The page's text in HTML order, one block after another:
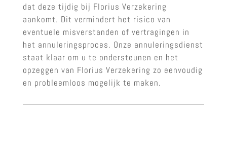
dat deze tijdig bij Florius Verzekering
aankomt. Dit vermindert het risico van
eventuele misverstanden of vertragingen in
het annuleringsproces. Onze annuleringsdienst
staat klaar om u te ondersteunen en het
opzeggen van Florius Verzekering zo eenvoudig
en probleemloos mogelijk te maken.